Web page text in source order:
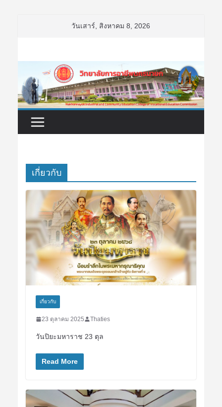
วันเสาร์, สิงหาคม 8, 2026
เกี่ยวกับ
เกี่ยวกับ
23 ตุลาคม 2025 Thaties
วันปิยะมหาราช 23 ตุล
Read More